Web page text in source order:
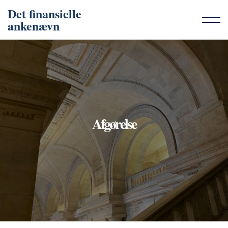
Det finansielle
ankenævn
Afgørelse